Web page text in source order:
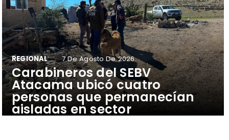
Carabineros del SEBV
Atacama ubicó cuatro
personas que permanecían
aisladas en sector
precordillerano de Vallenar
REGIONAL 7 De Agosto De 2026